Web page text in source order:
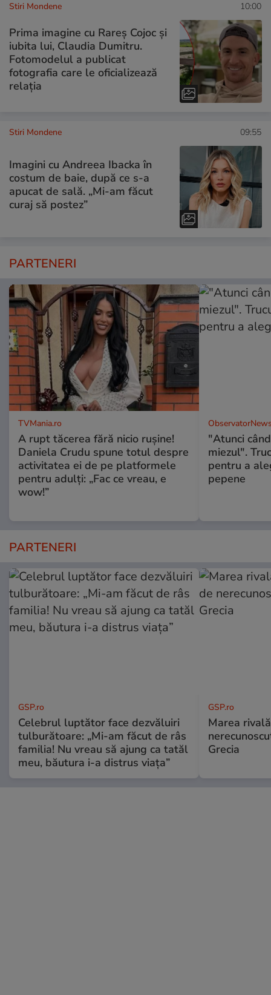
Stiri Mondene 10:00
Prima imagine cu Rareș Cojoc și
iubita lui, Claudia Dumitru.
Fotomodelul a publicat
fotografia care le oficializează
relația
Stiri Mondene 09:55
Imagini cu Andreea Ibacka în
costum de baie, după ce s-a
apucat de sală. „Mi-am făcut
curaj să postez”
PARTENERI
TVMania.ro
A rupt tăcerea fără nicio rușine!
Daniela Crudu spune totul despre
activitatea ei de pe platformele
pentru adulți: „Fac ce vreau, e
wow!”
"Atunci
miezul".
pentru a
pepene
PARTENERI
GSP.ro
Celebrul luptător face dezvăluiri
tulburătoare: „Mi-am făcut de râs
familia! Nu vreau să ajung ca tatăl
meu, băutura i-a distrus viața”
GSP.ro
Marea
Grecia